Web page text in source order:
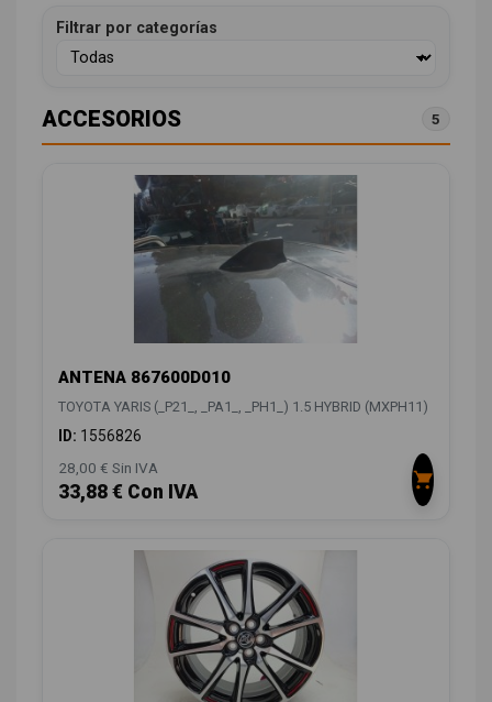
Filtrar por categorías
ACCESORIOS 5
ANTENA 867600D010
TOYOTA YARIS (_P21_, _PA1_, _PH1_) 1.5 HYBRID (MXPH11)
ID: 1556826
28,00 € Sin IVA
33,88 € Con IVA